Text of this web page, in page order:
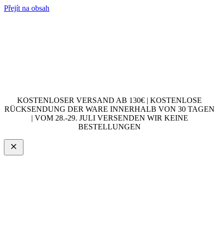
Přejít na obsah
KOSTENLOSER VERSAND AB 130€ | KOSTENLOSE
RÜCKSENDUNG DER WARE INNERHALB VON 30 TAGEN
| VOM 28.-29. JULI VERSENDEN WIR KEINE
BESTELLUNGEN